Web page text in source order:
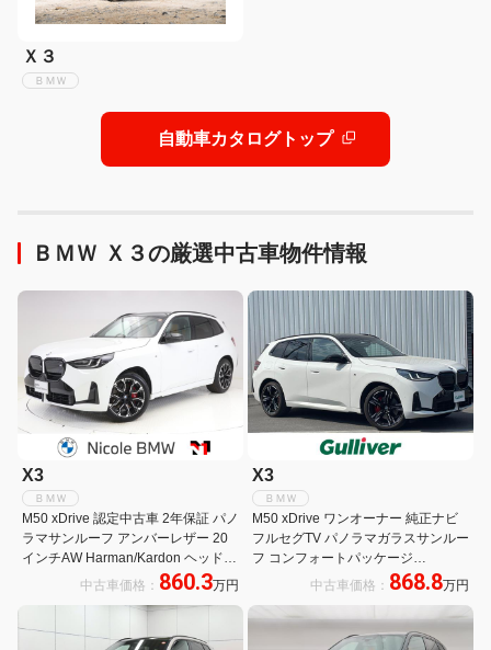
Ｘ３
ＢＭＷ
自動車カタログトップ
ＢＭＷ Ｘ３の厳選中古車物件情報
X3
ＢＭＷ
M50 xDrive 認定中古車 2年保証 パノ
ラマサンルーフ アンバーレザー 20
インチAW Harman/Kardon ヘッドア
ップディスプレイ アクティブクルー
ズコントロール 全周囲カメラ パドル
中古車価格： 860.3万円
X3
ＢＭＷ
M50 xDrive ワンオーナー 純正ナビ
フルセグTV パノラマガラスサンルー
フ コンフォートパッケージ
harmankardonサウンドシステム 純
正21インチアルミ 4WD車 Bluetooth
接続
中古車価格： 868.8万円